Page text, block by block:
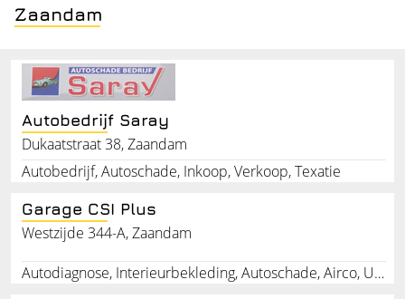
Zaandam
Autobedrijf Saray
Dukaatstraat 38, Zaandam
Autobedrijf, Autoschade, Inkoop, Verkoop, Texatie
Garage CSI Plus
Westzijde 344-A, Zaandam
Autodiagnose, Interieurbekleding, Autoschade, Airco, Uitlijnen, Banden, Winterbanden, Auto-alarms, Audio, APK-keuringen